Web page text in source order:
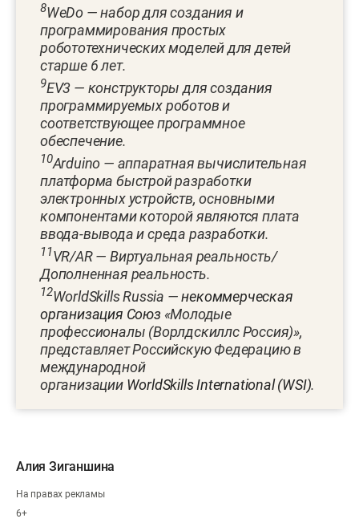
8WeDo — набор для создания и
программирования простых
робототехнических моделей для детей
старше 6 лет.
9EV3 — конструкторы для создания
программируемых роботов и
соответствующее программное
обеспечение.
10Arduino — аппаратная вычислительная
платформа быстрой разработки
электронных устройств, основными
компонентами которой являются плата
ввода-вывода и среда разработки.
11VR/AR — Виртуальная реальность/
Дополненная реальность.
12WorldSkills Russia —некоммерческая
организация Союз«Молодые
профессионалы (Ворлдскиллс Россия)»,
представляет Российскую Федерацию в
международной
организации WorldSkills International (WSI).
Алия Зиганшина
На правах рекламы
6+